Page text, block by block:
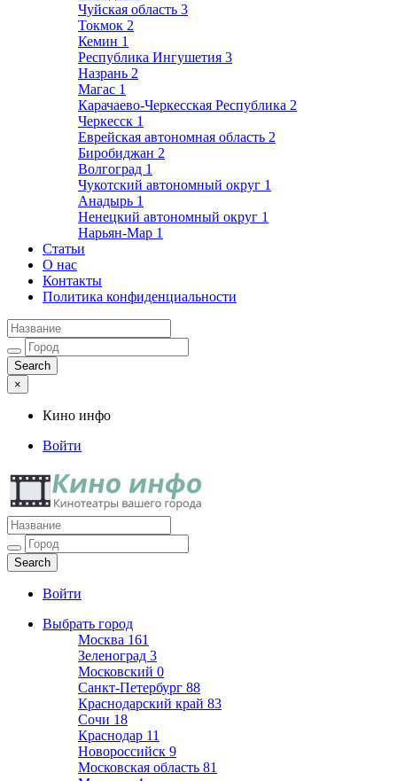
Чуйская область 3
Токмок 2
Кемин 1
Республика Ингушетия 3
Назрань 2
Магас 1
Карачаево-Черкесская Республика 2
Черкесск 1
Еврейская автономная область 2
Биробиджан 2
Волгоград 1
Чукотский автономный округ 1
Анадырь 1
Ненецкий автономный округ 1
Нарьян-Мар 1
Статьи
О нас
Контакты
Политика конфиденциальности
×
Кино инфо
Войти
Кино инфо
Кинотеатры вашего города
Войти
Выбрать город
Москва 161
Зеленоград 3
Московский 0
Санкт-Петербург 88
Краснодарский край 83
Сочи 18
Краснодар 11
Новороссийск 9
Московская область 81